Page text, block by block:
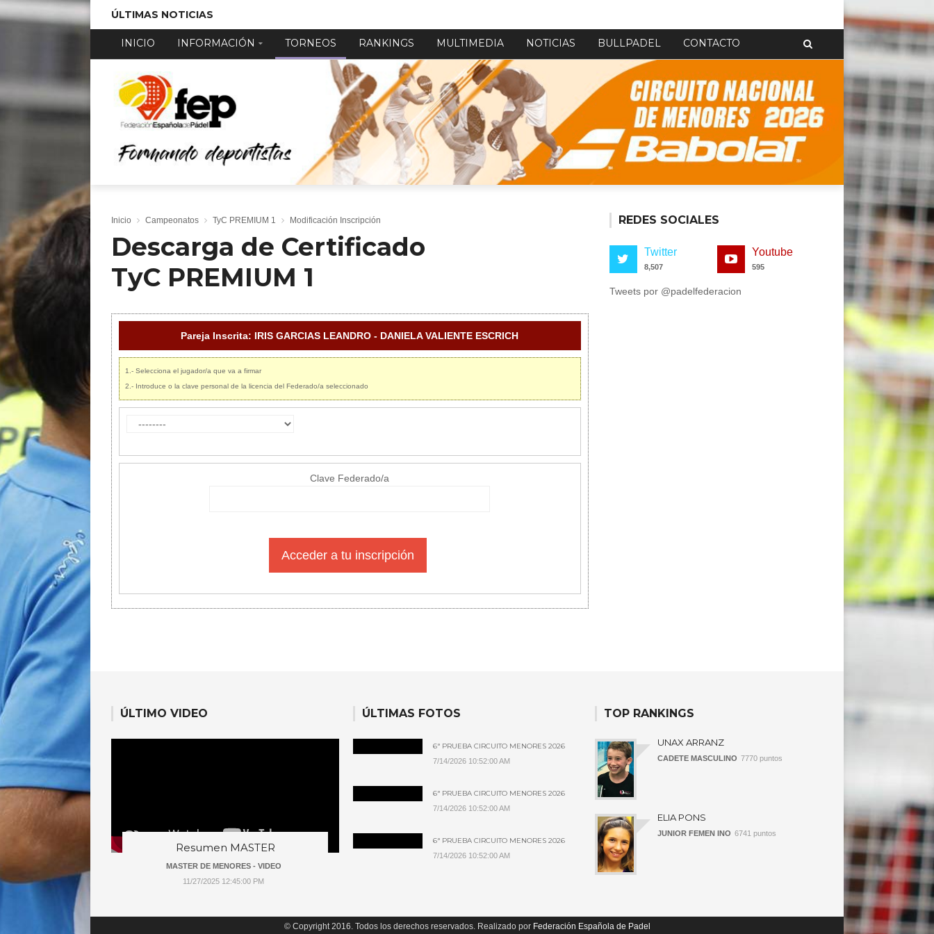
ÚLTIMAS NOTICIAS
INICIO INFORMACIÓN TORNEOS RANKINGS MULTIMEDIA NOTICIAS BULLPADEL CONTACTO
Inicio Campeonatos TyC PREMIUM 1 Modificación Inscripción
Descarga de Certificado
TyC PREMIUM 1
Pareja Inscrita: IRIS GARCIAS LEANDRO - DANIELA VALIENTE ESCRICH
1.- Selecciona el jugador/a que va a firmar
2.- Introduce o la clave personal de la licencia del Federado/a seleccionado
Clave Federado/a
Acceder a tu inscripción
REDES SOCIALES
Twitter
8,507
Youtube
595
Tweets por @padelfederacion
ÚLTIMO VIDEO
Resumen MASTER
MASTER DE MENORES - VIDEO
11/27/2025 12:45:00 PM
ÚLTIMAS FOTOS
6ª PRUEBA CIRCUITO MENORES 2026
7/14/2026 10:52:00 AM
6ª PRUEBA CIRCUITO MENORES 2026
7/14/2026 10:52:00 AM
6ª PRUEBA CIRCUITO MENORES 2026
7/14/2026 10:52:00 AM
TOP RANKINGS
UNAX ARRANZ
CADETE MASCULINO 7770 puntos
ELIA PONS
JUNIOR FEMEN INO 6741 puntos
© Copyright 2016. Todos los derechos reservados. Realizado por Federación Española de Padel